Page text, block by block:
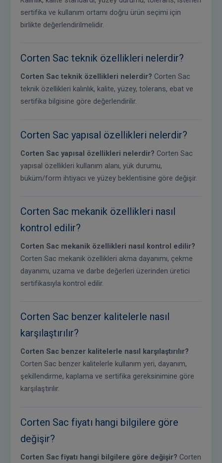
sertifika ve kullanım ortamı doğru ürün seçimi için
birlikte değerlendirilmelidir.
Corten Sac teknik özellikleri nelerdir?
Corten Sac teknik özellikleri nelerdir? Corten Sac
teknik özellikleri kalınlık, kalite, yüzey, tolerans, ebat ve
sertifika bilgisine göre değerlendirilir.
Corten Sac yapısal özellikleri nelerdir?
Corten Sac yapısal özellikleri nelerdir? Corten Sac
yapısal özellikleri kullanım alanı, yük durumu,
büküm/form ihtiyacı ve yüzey beklentisine göre değişir.
Corten Sac mekanik özellikleri nasıl
kontrol edilir?
Corten Sac mekanik özellikleri nasıl kontrol edilir?
Corten Sac mekanik özellikleri akma dayanımı, çekme
dayanımı, uzama ve darbe değerleri üzerinden üretici
sertifikasıyla kontrol edilir.
Corten Sac benzer kalitelerle nasıl
karşılaştırılır?
Corten Sac benzer kalitelerle nasıl karşılaştırılır?
Corten Sac benzer kalitelerle kullanım yeri, dayanım,
şekillendirme, kaplama ve sertifika gereksinimine göre
karşılaştırılır.
Corten Sac fiyatı hangi bilgilere göre
değişir?
Corten Sac fiyatı hangi bilgilere göre değişir? Corten